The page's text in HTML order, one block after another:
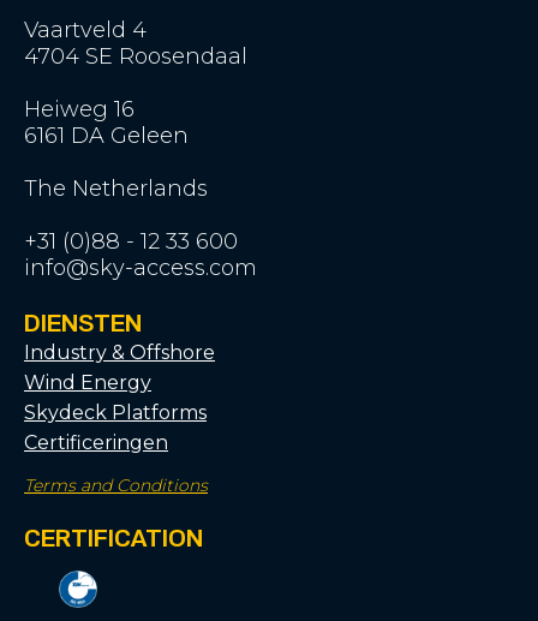
Vaartveld 4
4704 SE Roosendaal
Heiweg 16
6161 DA Geleen
The Netherlands
+31 (0)88 - 12 33 600
info@sky-access.com
DIENSTEN
Industry & Offshore
Wind Energy
Skydeck Platforms
Certificeringen
Terms and Conditions
CERTIFICATION